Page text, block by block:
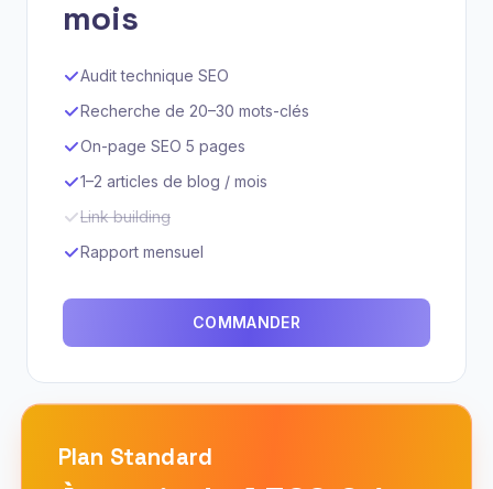
mois
Audit technique SEO
Recherche de 20–30 mots-clés
On-page SEO 5 pages
1–2 articles de blog / mois
Link building
Rapport mensuel
COMMANDER
Plan Standard